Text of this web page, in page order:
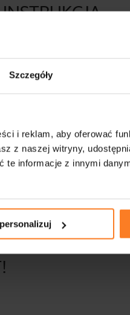
Szczegóły
i reklam, aby oferować
z naszej witryny,
te informacje z innymi
dokument mający na celu
jest Instrukcja
PRACY —